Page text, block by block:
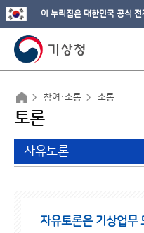
이 누리집은 대한민국 공식
참여·소통 소통
토론
자유토론
자유토론은 기상업무